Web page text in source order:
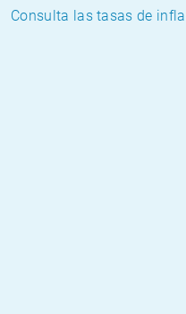
Consulta las tasas de